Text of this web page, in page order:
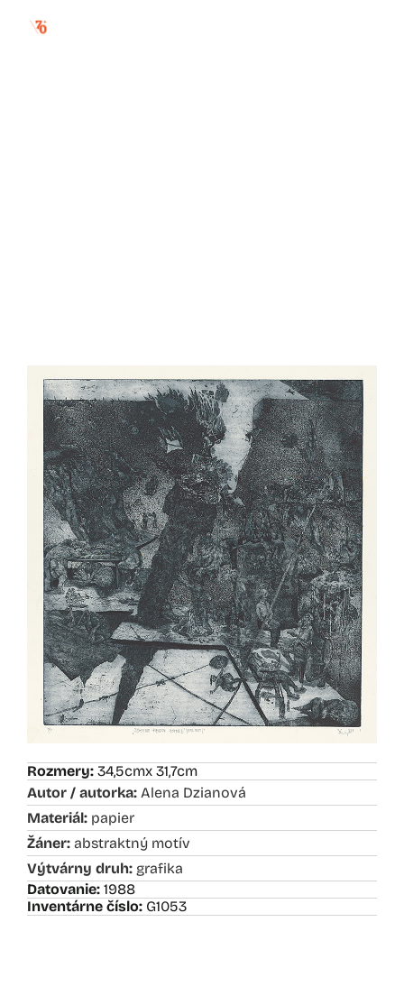
Rozmery: 34,5cmx 31,7cm
Autor / autorka: Alena Dzianová
Materiál: papier
Žáner: abstraktný motív
Výtvárny druh: grafika
Datovanie: 1988
Inventárne číslo: G1053